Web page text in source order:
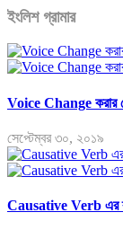
ইংলিশ গ্রামার
Voice Change করার
সেপ্টেম্বর ৩০, ২০১৯
Causative Verb এর